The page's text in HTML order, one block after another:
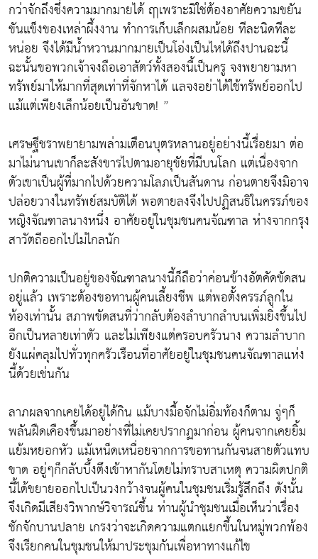
กว่าจักถึงซึ่งความมากมายได้ ฤาเพราะมิใช่ต้องอาศัยความขยัน
ขันแข็งของเหล่าผึ้งงาน ทำการเก็บเล็กผสมน้อย ทีละนิดทีละ
หน่อย จึงได้มีน้ำหวานมากมายเป็นโอ่งเป็นไหได้ถึงปานฉะนี้
ฉะนั้นขอพวกเจ้าจงถือเอาสัตว์ทั้งสองนี้เป็นครู จงพยายามหา
ทรัพย์มาให้มากที่สุดเท่าที่จักหาได้ แลจงอย่าได้ใช้ทรัพย์ออกไป
แม้แต่เพียงเล็กน้อยเป็นอันขาด! ”
เศรษฐีชราพยายามพล่ามเตือนบุตรหลานอยู่อย่างนี้เรื่อยมา ต่อ
มาไม่นานเขาก็ละสังขารไปตามอายุขัยที่มีบนโลก แต่เนื่องจาก
ตัวเขาเป็นผู้ที่มากไปด้วยความโลภเป็นสันดาน ก่อนตายจึงมิอาจ
ปล่อยวางในทรัพย์สมบัติได้ พอตายลงจึงไปปฏิสนธิในครรภ์ของ
หญิงจัณฑาลนางหนึ่ง อาศัยอยู่ในชุมชนคนจัณฑาล ห่างจากกรุง
สาวัตถีออกไปไม่ไกลนัก
ปกติความเป็นอยู่ของจัณฑาลนางนี้ก็ถือว่าค่อนข้างอัตคัดขัดสน
อยู่แล้ว เพราะต้องขอทานผู้คนเลี้ยงชีพ แต่พอตั้งครรภ์ลูกใน
ท้องเท่านั้น สภาพขัดสนที่ว่ากลับต้องลำบากลำบนเพิ่มยิ่งขึ้นไป
อีกเป็นหลายเท่าตัว และไม่เพียงแต่ครอบครัวนาง ความลำบาก
ยังแผ่คลุมไปทั่วทุกครัวเรือนที่อาศัยอยู่ในชุมชนคนจัณฑาลแห่ง
นี้ด้วยเช่นกัน
ลาภผลจากเคยได้อยู่ได้กิน แม้บางมื้อจักไม่อิ่มท้องก็ตาม จู่ๆก็
พลันฝืดเคืองขึ้นมาอย่างที่ไม่เคยปรากฏมาก่อน ผู้คนจากเคยยิ้ม
แย้มหยอกหัว แม้เหน็ดเหนื่อยจากการขอทานกันจนสายตัวแทบ
ขาด อยู่ๆก็กลับบึ้งตึงเข้าหากันโดยไม่ทราบสาเหตุ ความผิดปกติ
นี้ได้ขยายออกไปเป็นวงกว้างจนผู้คนในชุมชนเริ่มรู้สึกถึง ดังนั้น
จึงเกิดมีเสียงวิพากษ์วิจารณ์ขึ้น ท่านผู้นำชุมชนเมื่อเห็นว่าเรื่อง
ชักจักบานปลาย เกรงว่าจะเกิดความแตกแยกขึ้นในหมู่พวกพ้อง
จึงเรียกคนในชุมชนให้มาประชุมกันเพื่อหาทางแก้ไข